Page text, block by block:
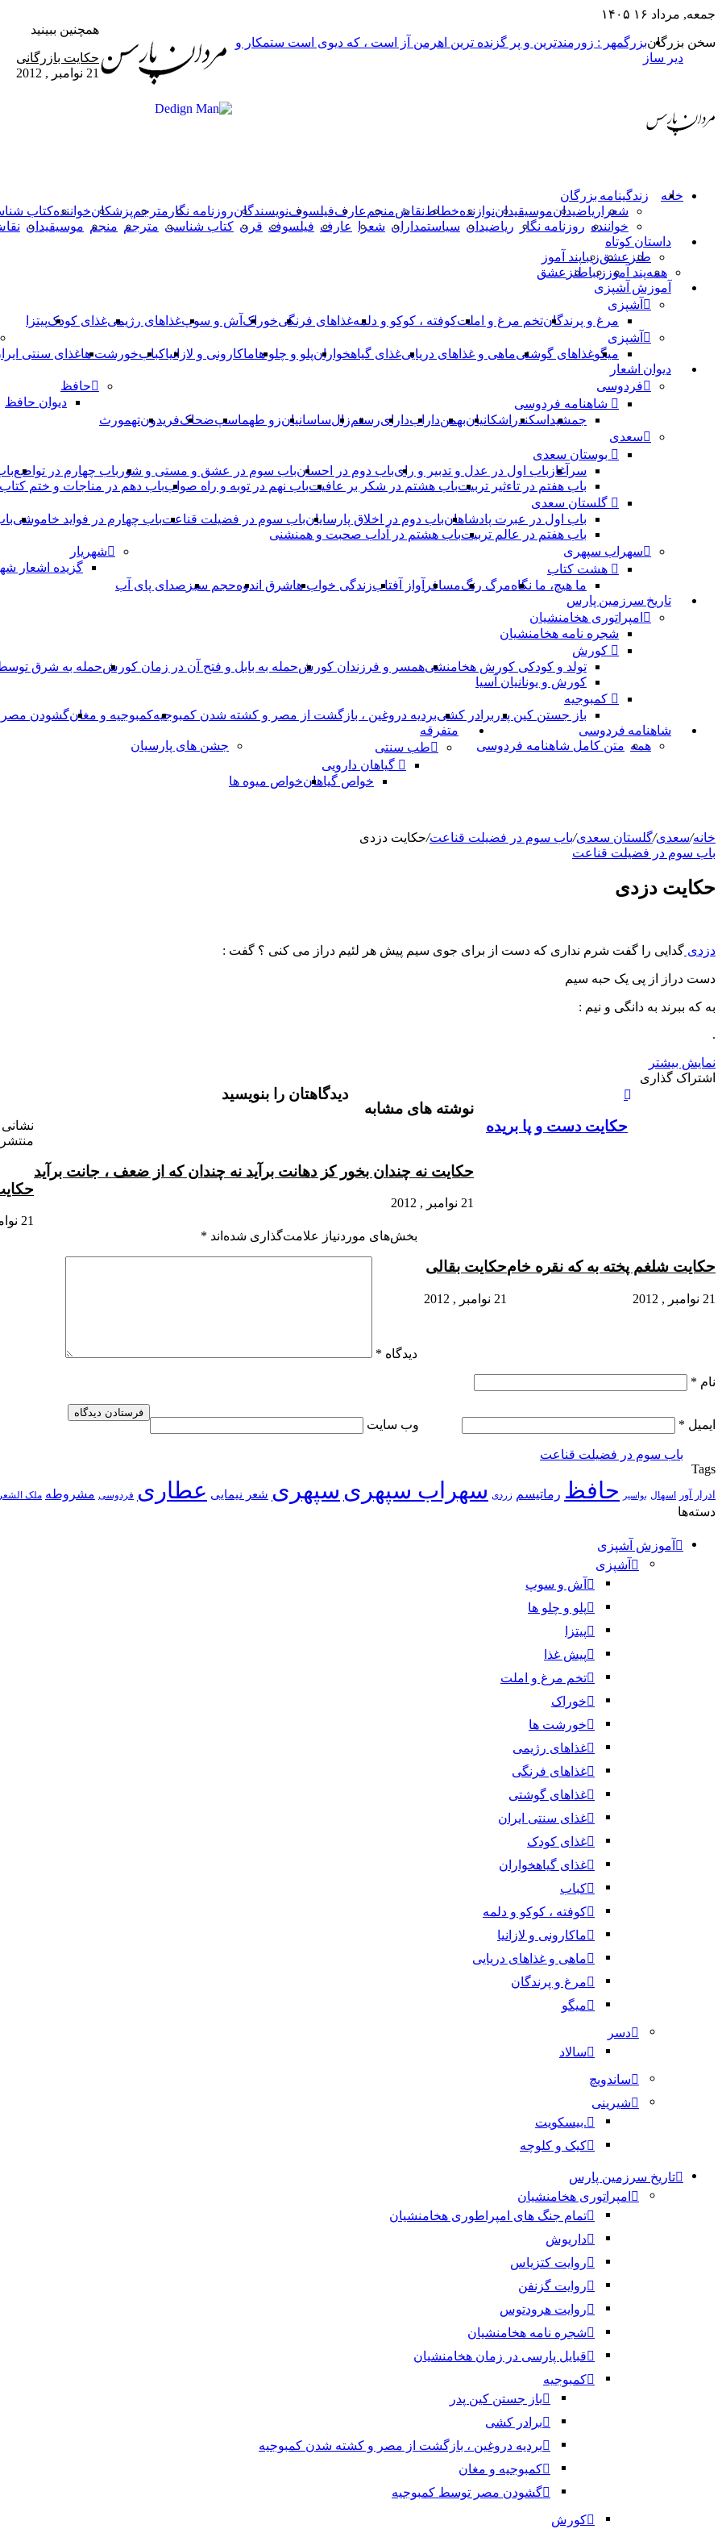
جمعه, مرداد ۱۶ ۱۴۰۵
سخن بزرگانبزرگمهر : زورمندترین و پر گزنده ترین اهرمن آز است ، که دیوی است ستمکار و
دیر ساز
خانه زندگینامه بزرگان
شعرا ریاضیدانموسیقیداننوازندهخطاطنقاشمنجم عارففیلسوفنویسندگانروزنامه نگار مترجمپزشکانخوانندهکتاب
خواننده روزنامه نگار ریاضیدان سیاستمداران شعرا عارف فیلسوف قرن کتاب شناسی مترجم منجم موسیقیدان
داستان کوتاه
طنز عشقزیباپند آموز
همهپند آموز زیباطنز عشق
آموزش آشپزی
آشپزی
مرغ و پرندگانتخم مرغ و املتکوفته ، کوکو و دلمهغذاهای فرنگیخوراک آش و سوپغذاهای رژیمیغذای کودکپیتزا
آشپزی
میگوغذاهای گوشتیماهی و غذاهای دریاییغذای گیاهخوارانپلو و چلو هاماکارونی و لازانیاکبابخورشت هاغذای سنتی
دیوان اشعار
فردوسی
شاهنامه فردوسی
جمشید اسکندر اشکانیانبهمندارابدارایرستمزالساسانیانزو طهماسپ‏ضحاکفریدونتهمورث
حافظ
دیوان حافظ
سعدی
بوستان سعدی
سرآغاز باب اول در عدل و تدبیر و رایباب دوم در احسانباب سوم در عشق و مستی و شور باب چهارم در تواضع
باب هفتم در تاءثیر تربیتباب هشتم در شکر بر عافیتباب نهم در توبه و راه صوابباب دهم در مناجات و ختم کتاب
گلستان سعدی
باب اول در عبرت پادشاهانباب دوم در اخلاق پارسایانباب سوم در فضیلت قناعتباب چهارم در فواید خاموشى
باب هفتم در عالم تربیتباب هشتم در آداب صحبت و همنشنى
سهراب سپهری
هشت کتاب
ما هیچ، ما نگاهمرگ رنگمسافر آواز آفتابزندگی خواب هاشرق اندوهحجم سبز صدای پای آب
شهریار
گزیده اشعار
تاریخ سرزمین پارس
امپراتوری هخامنشیان
شجره نامه هخامنشیان
کورش
تولد و کودکی کورش هخامنشیهمسر و فرزندان کورشحمله به بابل و فتح آن در زمان کورشحمله به شرق
کورش و یونانیان آسیا
کمبوجیه
باز جستن کین پدر برادر کشیبردیه دروغین ، بازگشت از مصر و کشته شدن کمبوجیهکمبوجیه و مغانگشودن مصر
شاهنامه فردوسی
همه متن کامل شاهنامه فردوسی
متفرقه
طب سنتی
گیاهان دارویی
خواص گیاهانخواص میوه ها
جشن های پارسیان
خانه/سعدی/گلستان سعدی/باب سوم در فضيلت قناعت/حکایت دزدى
باب سوم در فضيلت قناعت
حکایت دزدى
دزدى گدایی را گفت شرم نداری که دست از برای جوی سیم پیش هر لئیم دراز می کنی ؟ گفت :
دست دراز از پى یک حبه سیم
به که ببرند به دانگى و نیم :
.
نمایش بیشتر
اشتراک گذاری
بوک
آپ
گذاری
طریق
ایمیل
حکايت دست و پا بريده
نوشته های مشابه
حکایت نه چندان بخور کز دهانت برآید نه چندان که از ضعف ، جانت برآید
21 نوامبر , 2012
21 نوامبر , 2012
حکایت شلغم پخته به که نقره خام
21 نوامبر , 2012
حکایت بقالی
21 نوامبر , 2012
دیدگاهتان را بنویسید
بخش‌های موردنیاز علامت‌گذاری شده‌اند *
دیدگاه *
نام *
ایمیل * وب‌ سایت
همچنین ببینید
باب سوم در فضيلت قناعت
حکایت بازرگانی
21 نوامبر , 2012
Tags
ادرار آور اسهال بواسیر حافظ رماتیسم زردی سهراب سپهری سپهری شعر نیمایی عطاری فردوسی مشروطه ملک الشعرا
دسته‌ها
آموزش آشپزی
آشپزی
آش و سوپ
پلو و چلو ها
پیتزا
پیش غذا
تخم مرغ و املت
خوراک
خورشت ها
غذاهای رژیمی
غذاهای فرنگی
غذاهای گوشتی
غذای سنتی ایران
غذای کودک
غذای گیاهخواران
کباب
کوفته ، کوکو و دلمه
ماکارونی و لازانیا
ماهی و غذاهای دریایی
مرغ و پرندگان
میگو
دسر
سالاد
ساندویچ
شیرینی
.بیسکویت
کیک و کلوچه
تاریخ سرزمین پارس
امپراتوری هخامنشیان
تمام جنگ های امپراطوری هخامنشیان
داریوش
روایت کتزیاس
روایت گزنفن
روایت هرودتوس
شجره نامه هخامنشیان
قبایل پارسی در زمان هخامنشیان
کمبوجیه
باز جستن کین پدر
برادر کشی
بردیه دروغین ، بازگشت از مصر و کشته شدن کمبوجیه
کمبوجیه و مغان
گشودن مصر توسط کمبوجیه
کورش
فیس
بوک
X
واتس
آپ
تلگرام
وایبر
دکمه
بازگشت